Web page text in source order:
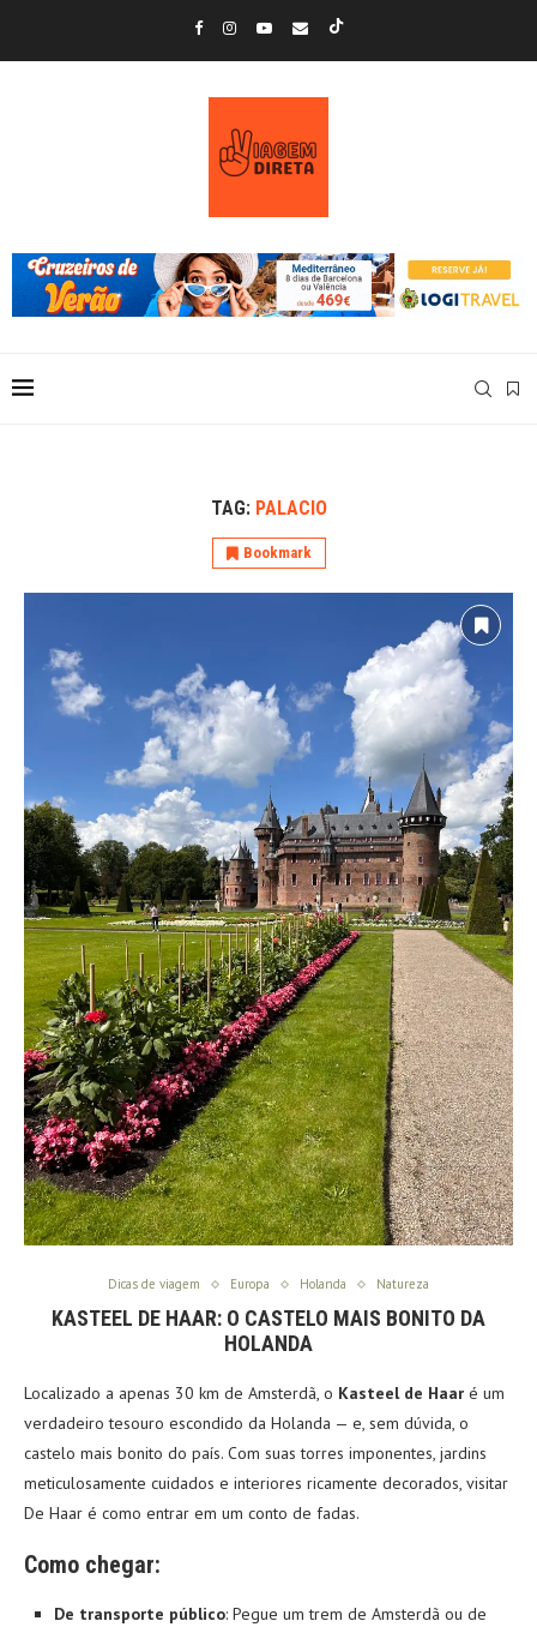
TAG: PALACIO
Bookmark
Dicas de viagem Europa Holanda Natureza
KASTEEL DE HAAR: O CASTELO MAIS BONITO DA
HOLANDA
Localizado a apenas 30 km de Amsterdã, o Kasteel de Haar é um
verdadeiro tesouro escondido da Holanda — e, sem dúvida, o
castelo mais bonito do país. Com suas torres imponentes, jardins
meticulosamente cuidados e interiores ricamente decorados, visitar
De Haar é como entrar em um conto de fadas.
Como chegar:
De transporte público: Pegue um trem de Amsterdã ou de